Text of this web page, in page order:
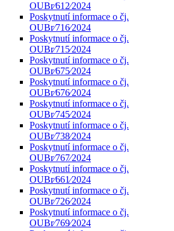
OUBr⁄612⁄2024
Poskytnutí informace o čj.
OUBr⁄716⁄2024
Poskytnutí informace o čj.
OUBr⁄715⁄2024
Poskytnutí informace o čj.
OUBr⁄675⁄2024
Poskytnutí informace o čj.
OUBr⁄676⁄2024
Poskytnutí informace o čj.
OUBr⁄745⁄2024
Poskytnutí informace o čj.
OUBr⁄738⁄2024
Poskytnutí informace o čj.
OUBr⁄767⁄2024
Poskytnutí informace o čj.
OUBr⁄661⁄2024
Poskytnutí informace o čj.
OUBr⁄726⁄2024
Poskytnutí informace o čj.
OUBr⁄769⁄2024